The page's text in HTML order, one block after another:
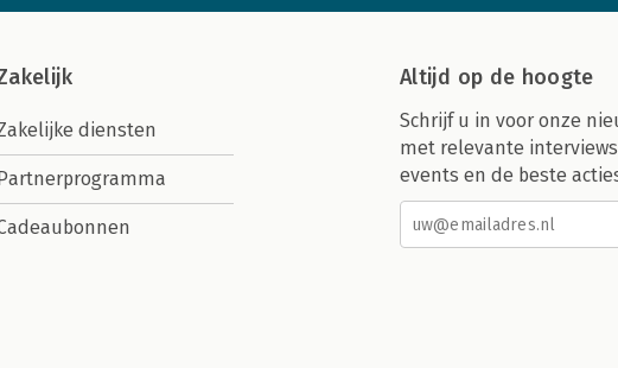
diensten
Partnerprogramma
Altijd op de hoogte
Schrijf u in voor onze
met relevante
events en de beste